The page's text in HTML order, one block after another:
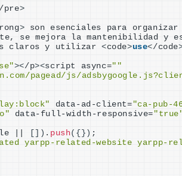
/pre>
> son esenciales para
se mejora la mantenibilidad y
claros y utilizar <code>use</code
></p><script async=""
pagead/js/
data-ad-client= "ca-pub-
data-full-width-responsive=
|| []) . push({}) ;
yarpp-related-website yarpp-